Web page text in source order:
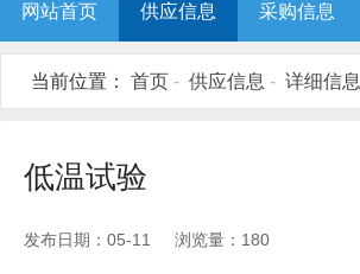
网站首页 供应信息 采购信息
当前位置： 首页 - 供应信息 - 详细信息
低温试验
发布日期：05-11 浏览量：180